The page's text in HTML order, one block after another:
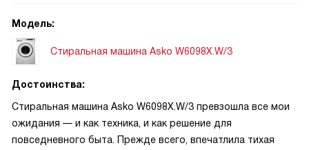
даже при частом использовании счёт за электричество не
«ударяет по кошельку».
Модель:
Стиральная машина Asko W6098X.W/3
Достоинства:
Стиральная машина Asko W6098X.W/3 превзошла все мои
ожидания — и как техника, и как решение для
повседневного быта. Прежде всего, впечатлила тихая